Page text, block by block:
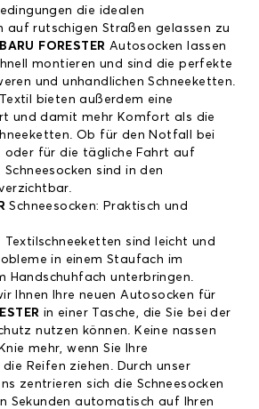
die idealen
auf rutschigen Straßen gelassen zu
FORESTER Autosocken lassen
montieren und sind die perfekte
und unhandlichen Schneeketten.
bieten außerdem eine
und damit mehr Komfort als die
Ob für den Notfall bei
oder für die tägliche Fahrt auf
sind in den
Schneesocken: Praktisch und
Textilschneeketten sind leicht und
in einem Staufach im
Handschuhfach unterbringen.
Ihnen Ihre neuen Autosocken für
in einer Tasche, die Sie bei der
nutzen können. Keine nassen
mehr, wenn Sie Ihre
Reifen ziehen. Durch unser
zentrieren sich die Schneesocken
Sekunden automatisch auf Ihren